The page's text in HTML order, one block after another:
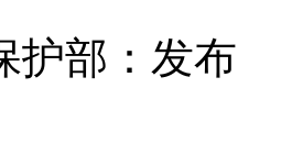
部： 发布